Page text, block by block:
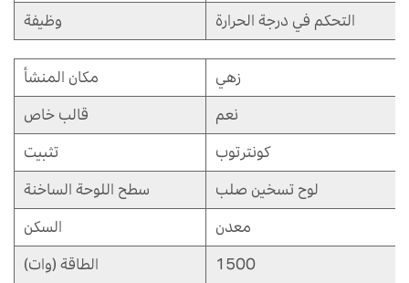
وظيفة
التحكم في درجة الحرارة
مكان المنشأ
زهي
قالب خاص
نعم
تثبيت
كونترتوب
سطح اللوحة الساخنة
لوح تسخين صلب
السكن
معدن
الطاقة (وات)
1500